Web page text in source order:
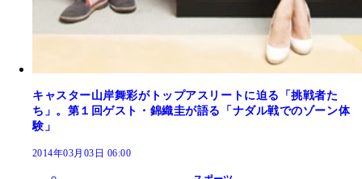
キャスター山岸舞彩がトップアスリートに迫る「挑戦者た
ち」。第１回ゲスト・錦織圭が語る「ナダル戦でのゾーン体
験」
2014年03月03日 06:00